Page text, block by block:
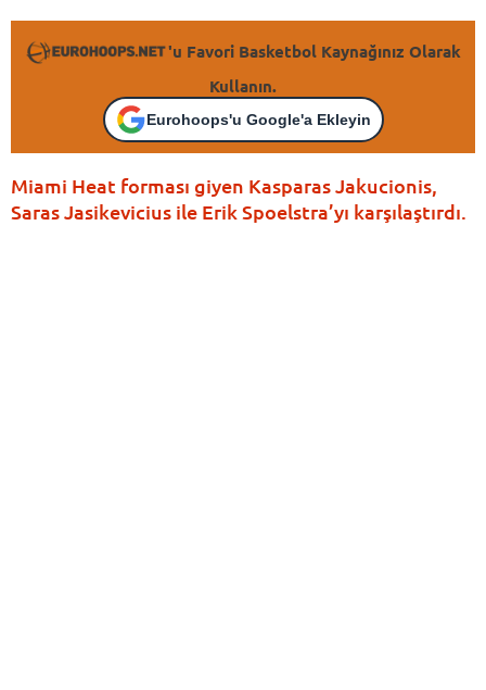
'u Favori Basketbol Kaynağınız Olarak
Kullanın.
Eurohoops'u Google'a Ekleyin
Miami Heat forması giyen Kasparas Jakucionis,
Saras Jasikevicius ile Erik Spoelstra’yı karşılaştırdı.